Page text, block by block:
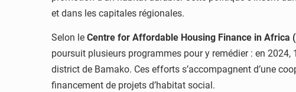
et dans les capitales régionales.
Selon le Centre for Affordable Housing Finance in Africa
poursuit plusieurs programmes pour y remédier : en
district de Bamako. Ces efforts s’accompagnent d’une
financement de projets d’habitat social.